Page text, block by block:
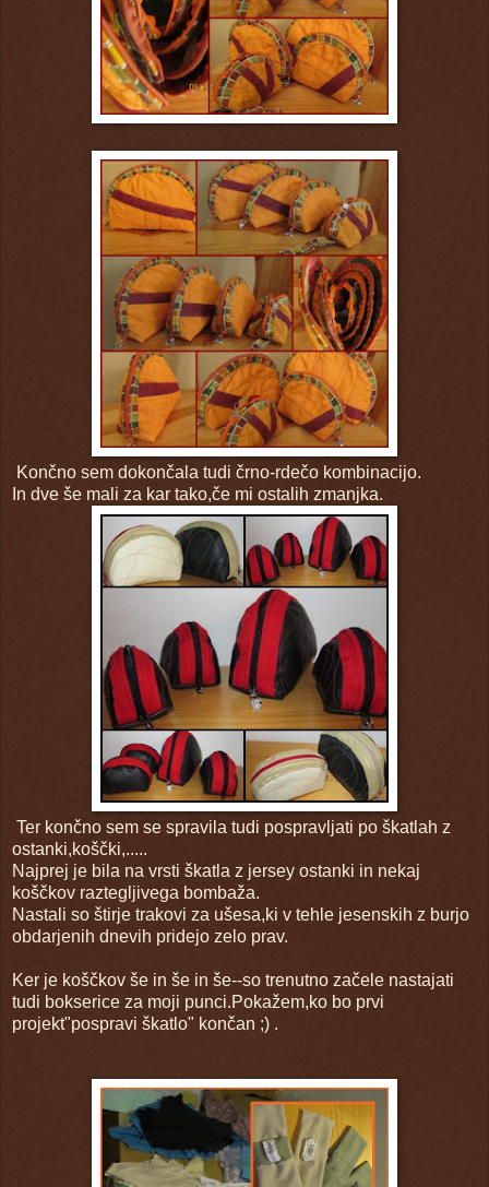
Končno sem dokončala tudi črno-rdečo kombinacijo.
In dve še mali za kar tako,če mi ostalih zmanjka.
Ter končno sem se spravila tudi pospravljati po škatlah z
ostanki,koščki,.....
Najprej je bila na vrsti škatla z jersey ostanki in nekaj
koščkov raztegljivega bombaža.
Nastali so štirje trakovi za ušesa,ki v tehle jesenskih z burjo
obdarjenih dnevih pridejo zelo prav.
Ker je koščkov še in še in še--so trenutno začele nastajati
tudi bokserice za moji punci.Pokažem,ko bo prvi
projekt"pospravi škatlo" končan ;) .